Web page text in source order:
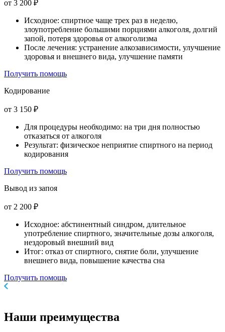
от 3 200 ₽
Исходное: спиртное чаще трех раз в неделю,
злоупотребление большими порциями алкоголя, долгий
запой, потеря здоровья от алкоголизма
После лечения: устранение алкозависимости, улучшение
здоровья и внешнего вида, улучшение памяти
Получить помощь
Кодирование
от 3 150 ₽
Для процедуры необходимо: на три дня полностью
отказаться от алкоголя
Результат: физическое неприятие спиртного на период
кодирования
Получить помощь
Вывод из запоя
от 2 200 ₽
Исходное: абстинентный синдром, длительное
употребление спиртного, значительные дозы алкоголя,
нездоровый внешний вид
Итог: отказ от спиртного, снятие боли, улучшение
внешнего вида, повышение качества сна
Получить помощь
Наши преимущества